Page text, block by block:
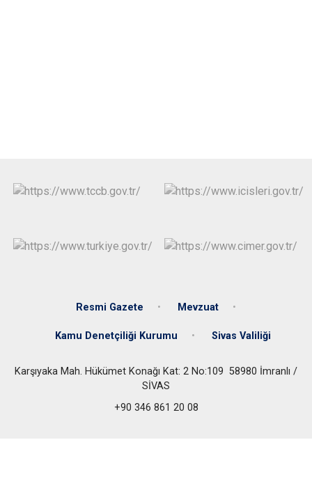
Resmi Gazete Mevzuat
Kamu Denetçiliği Kurumu Sivas Valiliği
Karşıyaka Mah. Hükümet Konağı Kat: 2 No:109 58980 İmranlı /
SİVAS
+90 346 861 20 08